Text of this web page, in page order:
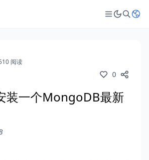
阅读
0
装一个MongoDB最新